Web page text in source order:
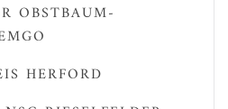
OBSTBAUM-
HERFORD